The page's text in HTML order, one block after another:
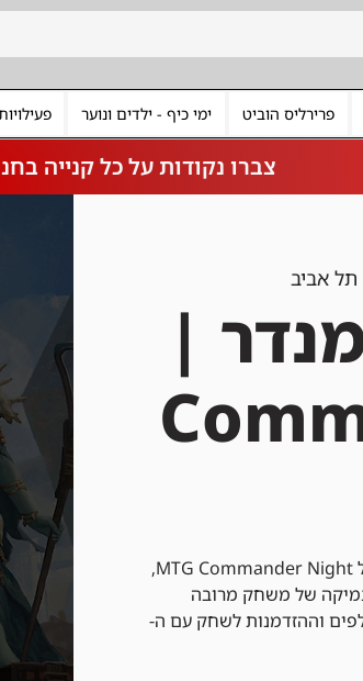
פרירליס הוביט ימי כיף - ילדים ונוער
צברו נקודות על כל קנייה
תל אביב
|
הצטרפו לערב בלתי נשכח של MTG Commander Night,
של משחק מרובה
דקים עם 100 קלפים וההזדמנות לשחק עם ה-